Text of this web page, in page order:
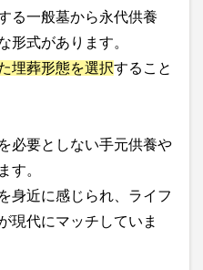
る一般墓から永代供養
形式があります。
埋葬形態を選択すること
必要としない手元供養や
す。
身近に感じられ、ライフ
現代にマッチしていま